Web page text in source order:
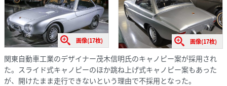
画像(17枚) 画像(17枚)
関東自動車工業のデザイナー茂木信明氏のキャノピー案が採用され
た。スライド式キャノピーのほか跳ね上げ式キャノピー案もあった
が、開けたまま走行できないという理由で不採用となった。